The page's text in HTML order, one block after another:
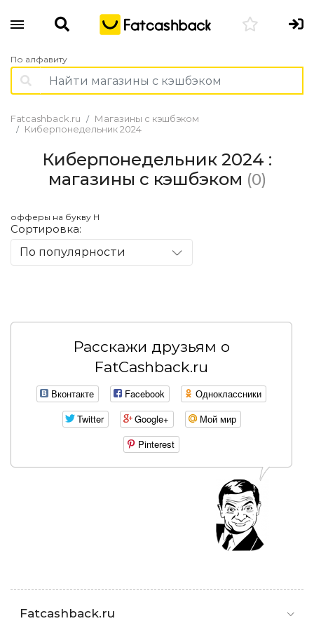
По алфавиту
Fatcashback.ru
Магазины с кэшбэком
Киберпонедельник 2024
Киберпонедельник 2024 :
магазины с кэшбэком (0)
офферы на букву Н
Сортировка:
По популярности
Расскажи друзьям о
FatCashback.ru
Вконтакте Facebook
Одноклассники
Twitter
Google+
Мой мир
Pinterest
Fatcashback.ru